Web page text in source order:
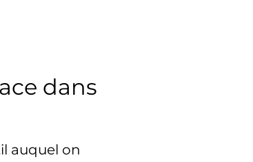
dans
auquel on